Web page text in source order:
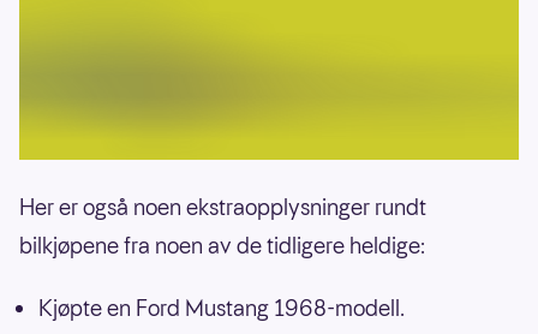
Her er også noen ekstraopplysninger rundt
bilkjøpene fra noen av de tidligere heldige:
Kjøpte en Ford Mustang 1968-modell.